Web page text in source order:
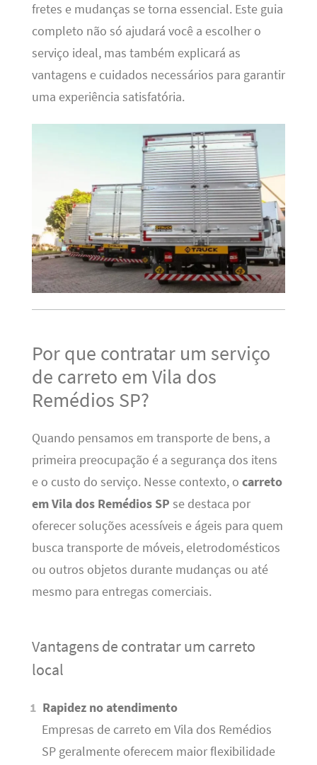
fretes e mudanças se torna essencial. Este guia
completo não só ajudará você a escolher o
serviço ideal, mas também explicará as
vantagens e cuidados necessários para garantir
uma experiência satisfatória.
Por que contratar um serviço
de carreto em Vila dos
Remédios SP?
Quando pensamos em transporte de bens, a
primeira preocupação é a segurança dos itens
e o custo do serviço. Nesse contexto, o carreto
em Vila dos Remédios SP se destaca por
oferecer soluções acessíveis e ágeis para quem
busca transporte de móveis, eletrodomésticos
ou outros objetos durante mudanças ou até
mesmo para entregas comerciais.
Vantagens de contratar um carreto
local
Rapidez no atendimento
Empresas de carreto em Vila dos Remédios
SP geralmente oferecem maior flexibilidade